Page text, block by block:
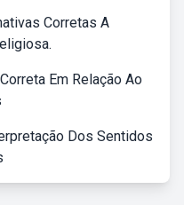
Corretas A
Em Relação Ao
Dos Sentidos